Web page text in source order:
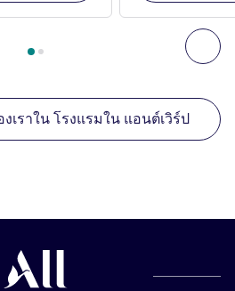
อบการอื่นของเราที่อยู่ใกล้เคียง ถั
อบการอื่นของเราที่อยู่ใกล้เคียง 1 :,
เราใน โรงแรมใน แอนต์เวิร์ป